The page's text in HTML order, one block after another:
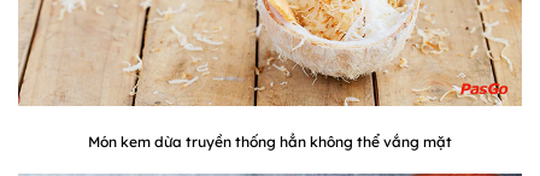
Món kem dừa truyền thống hẳn không thể vắng mặt